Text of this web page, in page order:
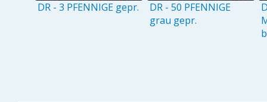
DR - 3 PFENNIGE gepr.
DR - 50 PFENNIGE
grau gepr.